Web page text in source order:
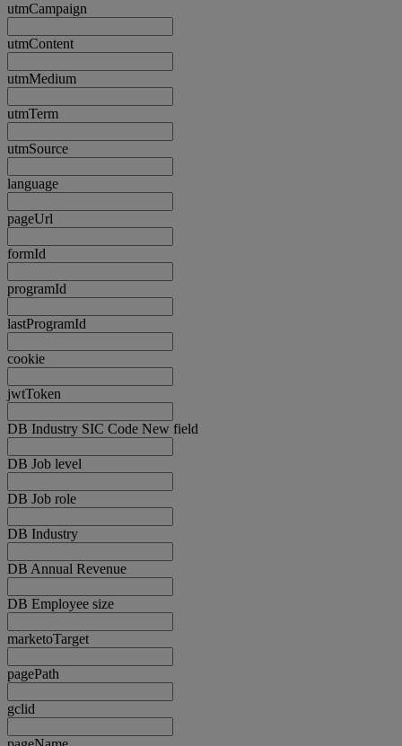
utmCampaign
utmContent
utmMedium
utmTerm
utmSource
language
pageUrl
formId
programId
lastProgramId
cookie
jwtToken
DB Industry SIC Code New field
DB Job level
DB Job role
DB Industry
DB Annual Revenue
DB Employee size
marketoTarget
pagePath
gclid